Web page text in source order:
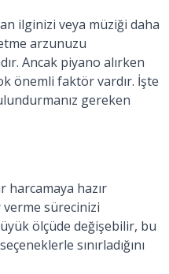
ilginizi veya müziği daha
arzunuzu
Ancak piyano alırken
önemli faktör vardır. İşte
gereken
harcamaya hazır
sürecinizi
ölçüde değişebilir, bu
sınırladığını